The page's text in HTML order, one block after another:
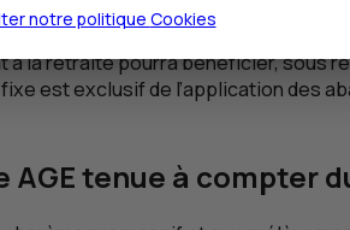
application, le cas échéant, des
à la retraite pourra bénéficier, sous
est exclusif de l’application
AGEtenue à compter
notre politique Cookies